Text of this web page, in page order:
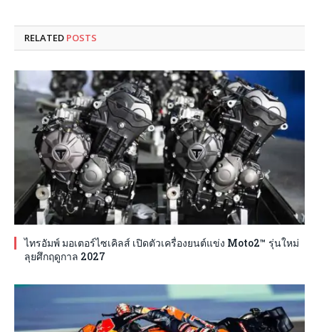
RELATED POSTS
ไทรอัมพ์ มอเตอร์ไซเคิลส์ เปิดตัวเครื่องยนต์แข่ง Moto2™ รุ่นใหม่
ลุยศึกฤดูกาล 2027